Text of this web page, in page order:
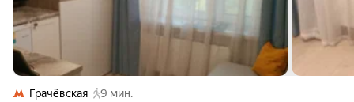
Грачёвская
9 мин.